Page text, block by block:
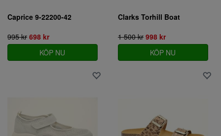
Caprice 9-22200-42
995 kr 698 kr
KÖP NU
Clarks Torhill Boat
1 500 kr 998 kr
KÖP NU